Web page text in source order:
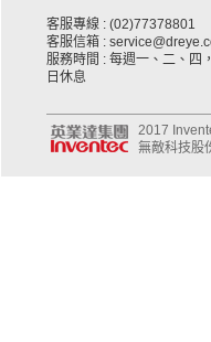
客服專線 : (02)77378801
客服信箱 :
服務時間 : 每週一、二、四
日休息
2017
無敵科技股